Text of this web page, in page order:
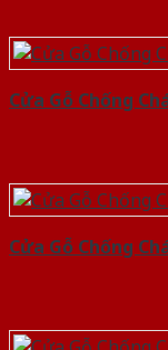
Cửa Gỗ Chống
Cửa Gỗ Chống